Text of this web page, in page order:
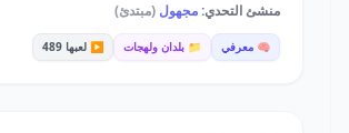
منشئ التحدي:مجهول (مبتدئ)
🧠 معرفي 📁 بلدان ولهجات ▶️ لعبها 489